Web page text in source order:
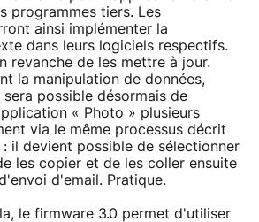
programmes tiers. Les
ainsi implémenter la
dans leurs logiciels respectifs.
revanche de les mettre à jour.
la manipulation de données,
possible désormais de
« Photo » plusieurs
via le même processus décrit
: il devient possible de sélectionner
les copier et de les coller ensuite
d'email. Pratique.
le firmware 3.0 permet d'utiliser